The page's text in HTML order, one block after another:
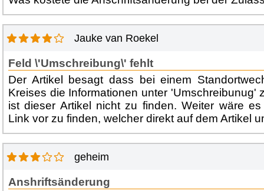
Jauke van Roekel
Feld \'Umschreibung\' fehlt
Der Artikel besagt dass bei einem
Kreises die Informationen unter 'Umschreibunug'
ist dieser Artikel nicht zu finden. Weiter wäre
Link vor zu finden, welcher direkt auf dem Artikel
geheim
Anshriftsänderung